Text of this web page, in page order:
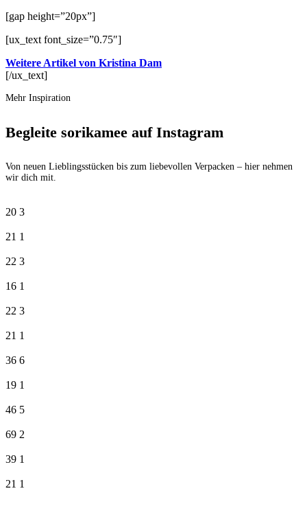
[gap height=”20px”]
[ux_text font_size=”0.75″]
Weitere Artikel von Kristina Dam
[/ux_text]
Mehr Inspiration
Begleite sorikamee auf Instagram
Von neuen Lieblingsstücken bis zum liebevollen Verpacken – hier nehmen
wir dich mit.
20 3
21 1
22 3
16 1
22 3
21 1
36 6
19 1
46 5
69 2
39 1
21 1